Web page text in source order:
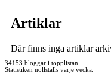
Artiklar
Där finns inga artiklar
34153 bloggar i topplistan.
Statistiken nollställs varje vecka.